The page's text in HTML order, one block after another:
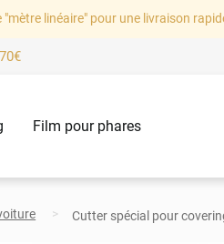
"mètre linéaire" pour une livraison
70€
Film pour phares
Cutter spécial pour